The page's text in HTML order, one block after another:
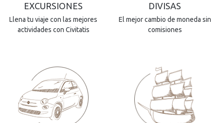
EXCURSIONES
Llena tu viaje con las mejores
actividades con Civitatis
DIVISAS
El mejor cambio de moneda sin
comisiones